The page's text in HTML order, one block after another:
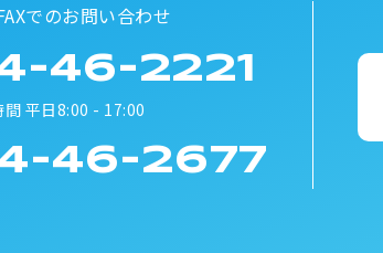
でのお問い合わせ
46-2221
間 平日8:00 - 17:00
46-2677